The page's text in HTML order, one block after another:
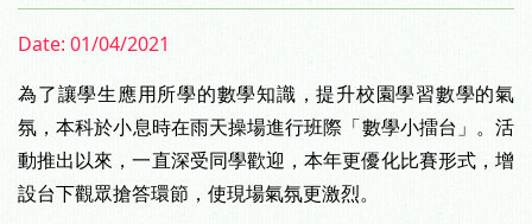
Date: 01/04/2021
為了讓學生應用所學的數學知識，提升校園學習數學的氣
氛，本科於小息時在雨天操場進行班際「數學小擂台」。活
動推出以來，一直深受同學歡迎，本年更優化比賽形式，增
設台下觀眾搶答環節，使現場氣氛更激烈。